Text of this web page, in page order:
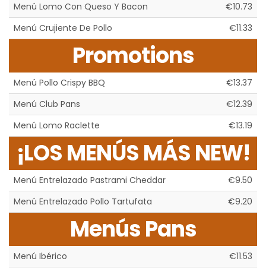
Menú Lomo Con Queso Y Bacon
€10.73
Menú Crujiente De Pollo
€11.33
Promotions
Menú Pollo Crispy BBQ
€13.37
Menú Club Pans
€12.39
Menú Lomo Raclette
€13.19
¡LOS MENÚS MÁS NEW!
Menú Entrelazado Pastrami Cheddar
€9.50
Menú Entrelazado Pollo Tartufata
€9.20
Menús Pans
Menú Ibérico
€11.53